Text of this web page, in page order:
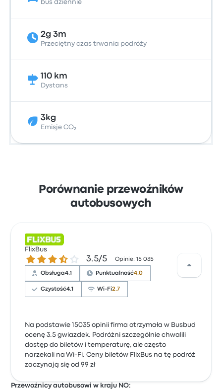
bus dziennie
2g 3m
Przeciętny czas trwania podróży
110 km
Dystans
3kg
Emisje CO₂
Porównanie przewoźników
autobusowych
FlixBus
3.5 gwiazdek w skali do 5
3.5/5 Opinie: 15 035
Obsługa4.1 Punktualność4.0
Czystość4.1 Wi-Fi2.7
Na podstawie 15035 opinii firma otrzymała w Busbud
ocenę 3.5 gwiazdek. Podróżni szczególnie chwalili
dostęp do biletów i temperaturę, ale często
narzekali na Wi-Fi. Ceny biletów FlixBus na tę podróż
zaczynają się od 99 zł
Przewoźnicy autobusowi w kraju NO: